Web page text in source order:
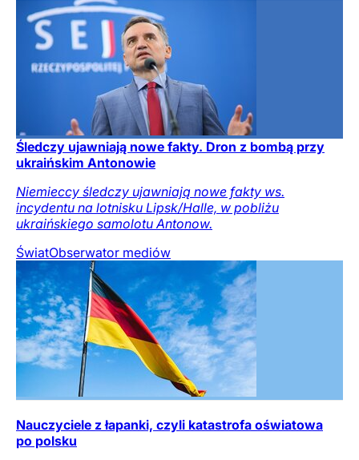
Śledczy ujawniają nowe fakty. Dron z bombą przy
ukraińskim Antonowie
Niemieccy śledczy ujawniają nowe fakty ws.
incydentu na lotnisku Lipsk/Halle, w pobliżu
ukraińskiego samolotu Antonow.
ŚwiatObserwator mediów
Nauczyciele z łapanki, czyli katastrofa oświatowa
po polsku